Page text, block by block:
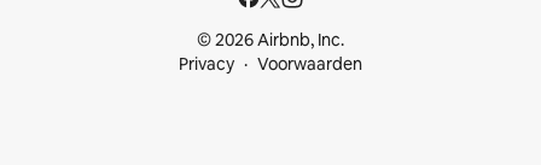
© 2026 Airbnb, Inc.
Privacy
Voorwaarden